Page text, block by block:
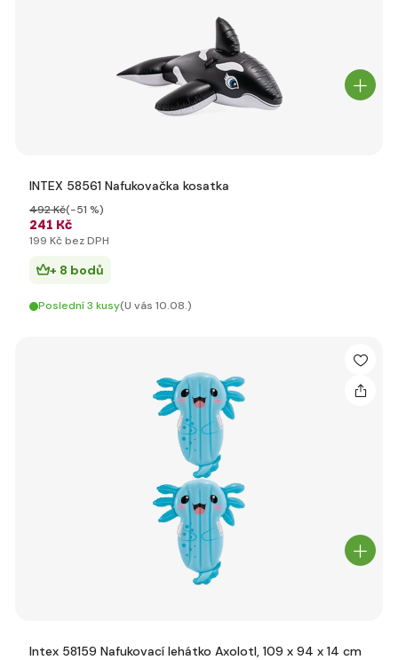
INTEX 58561 Nafukovačka kosatka
241 Kč
492 Kč(-51 %)
199 Kč bez DPH
+ 8 bodů
Poslední 3 kusy(U vás 10.08.)
Intex 58159 Nafukovací lehátko Axolotl, 109 x 94 x 14 cm